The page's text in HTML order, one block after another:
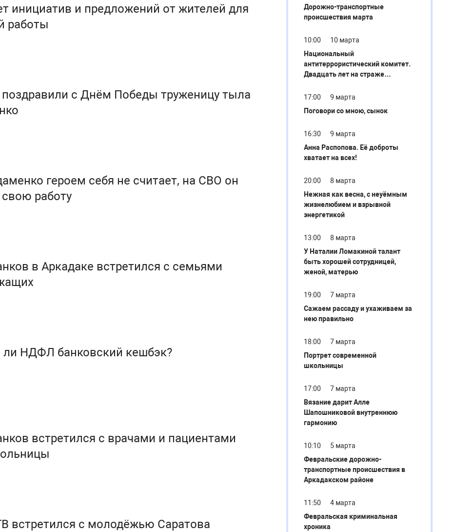
инициатив и предложений от жителей для
работы
с Днём Победы труженицу тыла
героем себя не считает, на СВО он
работу
в Аркадаке встретился с семьями
ли НДФЛ банковский кешбэк?
встретился с врачами и пациентами
встретился с молодёжью Саратова
Дорожно-транспортные
происшествия марта
10:00
10 марта
Национальный
антитеррористический комитет.
Двадцать лет на страже
17:00
9 марта
Поговори со мною, сынок
16:30
9 марта
Анна Распопова. Её доброты
хватает на всех!
20:00
8 марта
Нежная как весна, с неуёмным
жизнелюбием и взрывной
энергетикой
13:00
8 марта
У Наталии Ломакиной талант
быть хорошей сотрудницей,
женой, матерью
19:00
7 марта
Сажаем рассаду и ухаживаем за
нею правильно
18:00
7 марта
Портрет современной
школьницы
17:00
7 марта
Вязание дарит Алле
Шапошниковой внутреннюю
гармонию
10:10
5 марта
Февральские дорожно-
транспортные происшествия в
Аркадакском районе
11:50
4 марта
Февральская криминальная
хроника